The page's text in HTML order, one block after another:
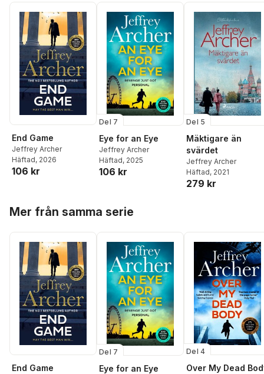
End Game
Jeffrey Archer
Häftad, 2026
106 kr
Del 7
Eye for an Eye
Jeffrey Archer
Häftad, 2025
106 kr
Del 5
Mäktigare än
svärdet
Jeffrey Archer
Häftad, 2021
279 kr
Mer från samma serie
End Game
Del 7
Eye for an Eye
Del 4
Over My Dead